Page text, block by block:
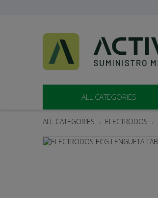
ALL CATEGORIES
ALL CATEGORIES ELECTRODOS